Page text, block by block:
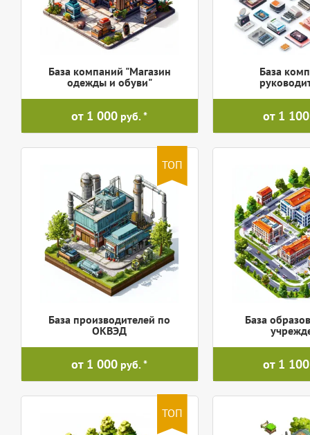
База компаний "Магазин
одежды и обуви"
от 1 000 руб.
База
от 1 100
ТОП
База производителей по
ОКВЭД
от 1 000 руб.
База
от 1 100
ТОП